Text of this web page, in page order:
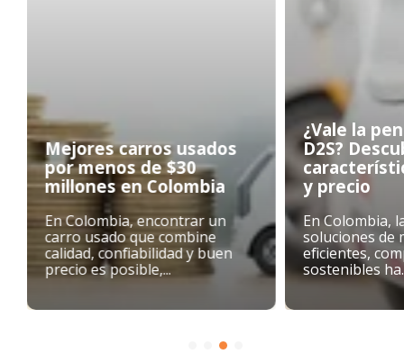
Mejores carros usados
por menos de $30
millones en Colombia
En Colombia, encontrar un
carro usado que combine
calidad, confiabilidad y buen
precio es posible,...
¿Vale la
D2S?
y precio
En Colombia,
soluciones de
eficientes,
sostenibles